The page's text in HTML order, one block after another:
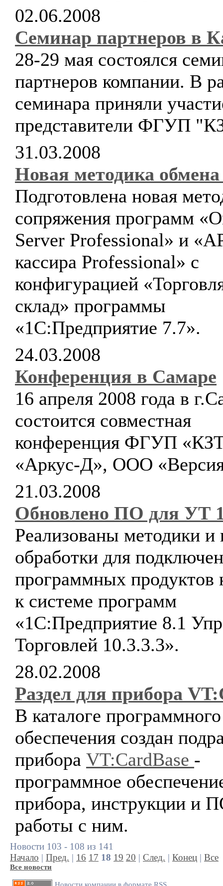
02.06.2008
Семинар партнеров в
28-29 мая состоялся
партнеров компании. В
семинара приняли
представители ФГУП
31.03.2008
Новая методика
Подготовлена новая
сопряжения программ
Server Professional» и
кассира Professional» с
конфигурацией
склад» программы
«1С:Предприятие 7.7».
24.03.2008
Конференция в Самаре
16 апреля 2008 года в
состоится совместная
конференция ФГУП
«Аркус-Д», ООО
21.03.2008
Обновлено ПО для УТ
Реализованы методики
обработки для
программных продуктов
к системе программ
«1С:Предприятие 8.1
Торговлей 10.3.3.3».
28.02.2008
Раздел для прибора
В каталоге программного
обеспечения создан
прибора VT:CardBase -
программное
прибора, инструкции и
работы с ним.
Новости 103 - 108 из 141
Начало | Пред. | 16 17 18 19 20 | След. | Конец | Все
Все новости